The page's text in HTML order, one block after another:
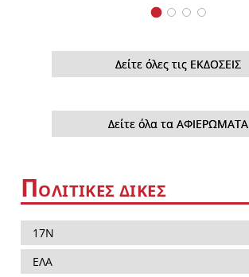
Δείτε όλες τις ΕΚΔΟΣΕΙΣ
Δείτε όλα τα ΑΦΙΕΡΩΜΑΤΑ
ΠΟΛΙΤΙΚΕΣ ΔΙΚΕΣ
17Ν
ΕΛΑ